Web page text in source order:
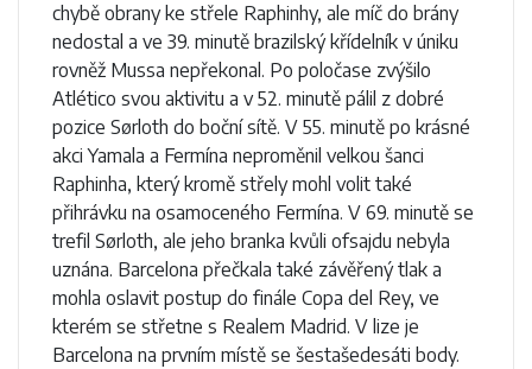
chybě obrany ke střele Raphinhy, ale míč do brány
nedostal a ve 39. minutě brazilský křídelník v úniku
rovněž Mussa nepřekonal. Po poločase zvýšilo
Atlético svou aktivitu a v 52. minutě pálil z dobré
pozice Sørloth do boční sítě. V 55. minutě po krásné
akci Yamala a Fermína neproměnil velkou šanci
Raphinha, který kromě střely mohl volit také
přihrávku na osamoceného Fermína. V 69. minutě se
trefil Sørloth, ale jeho branka kvůli ofsajdu nebyla
uznána. Barcelona přečkala také závěřený tlak a
mohla oslavit postup do finále Copa del Rey, ve
kterém se střetne s Realem Madrid. V lize je
Barcelona na prvním místě se šestašedesáti body.